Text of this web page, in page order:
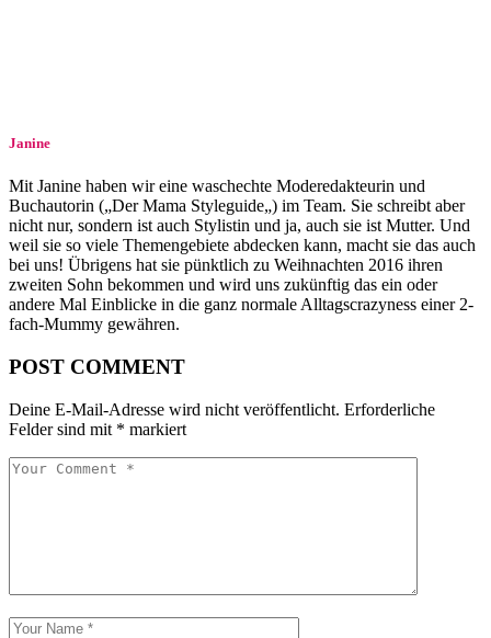
Janine
Mit Janine haben wir eine waschechte Moderedakteurin und
Buchautorin („Der Mama Styleguide„) im Team. Sie schreibt aber
nicht nur, sondern ist auch Stylistin und ja, auch sie ist Mutter. Und
weil sie so viele Themengebiete abdecken kann, macht sie das auch
bei uns! Übrigens hat sie pünktlich zu Weihnachten 2016 ihren
zweiten Sohn bekommen und wird uns zukünftig das ein oder
andere Mal Einblicke in die ganz normale Alltagscrazyness einer 2-
fach-Mummy gewähren.
POST COMMENT
Deine E-Mail-Adresse wird nicht veröffentlicht. Erforderliche
Felder sind mit * markiert